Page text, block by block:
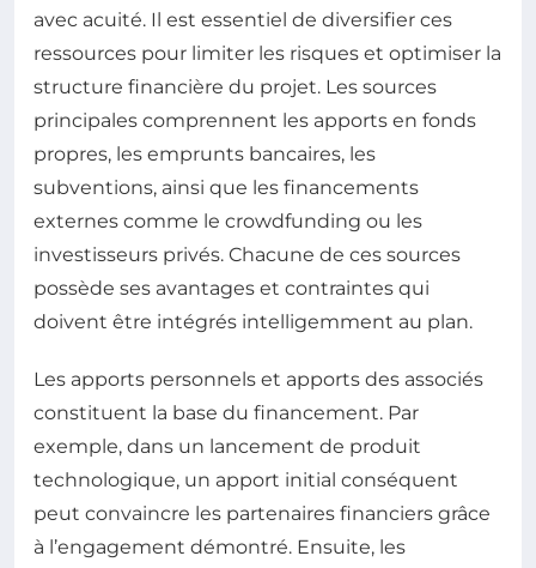
avec acuité. Il est essentiel de diversifier ces
ressources pour limiter les risques et optimiser la
structure financière du projet. Les sources
principales comprennent les apports en fonds
propres, les emprunts bancaires, les
subventions, ainsi que les financements
externes comme le crowdfunding ou les
investisseurs privés. Chacune de ces sources
possède ses avantages et contraintes qui
doivent être intégrés intelligemment au plan.
Les apports personnels et apports des associés
constituent la base du financement. Par
exemple, dans un lancement de produit
technologique, un apport initial conséquent
peut convaincre les partenaires financiers grâce
à l’engagement démontré. Ensuite, les